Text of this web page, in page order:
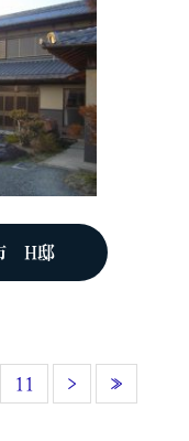
H邸
11 › »